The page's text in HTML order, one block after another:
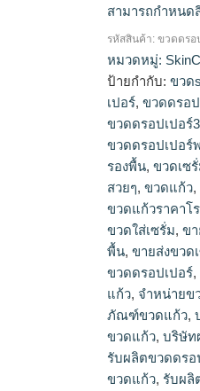
สามารถกำหนด
ขวดครีม, ขวด
เปอร์10ml, ขว
เปอร์30ml, ขว
เปอร์พลาสติก,
เซรั่มดรอปเปอ
แก้วรองพื้น, ขว
ขายขวดแก้วรา
ขวดเซรั่ม, ขาย
เปอร์, จำหน่าย
จำหน่ายขวดแก้
ภัณฑ์เครื่องสำอ
รับทำขวดแก้ว,
เซรั่ม, รับผลิต
พื้น, รับผลิตบร
ราคาส่ง, ร้านข
แพ็คเกจเครื่อง
ขวดแก้วขายส่ง,
ขวดแก้ว, โรงง
รหัสสินค้า:ขวดดรอ
หมวดหมู่:
ป้ายกำกับ:ขวด
เปอร์,ขวดดรอป
ขวดดรอปเปอร์
ขวดดรอปเปอร์
รองพื้น,ขวดเซ
สวยๆ,ขวดแก้ว,
ขวดแก้วราคาโ
ขวดใส่เซรั่ม,ข
พื้น,ขายส่งขวด
ขวดดรอปเปอร์,
แก้ว, จำหน่ายข
ภัณฑ์ขวดแก้ว,
ขวดแก้ว,บริษัท
รับผลิตขวดดรอ
ขวดแก้ว, รับผลิ